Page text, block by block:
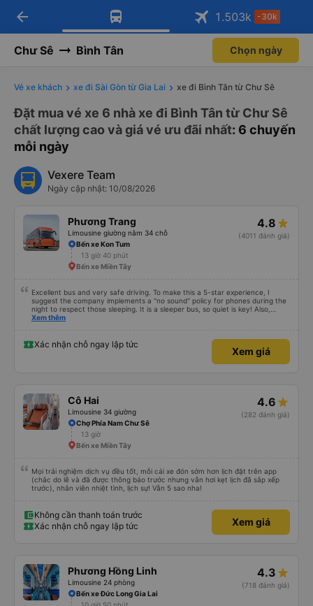
Tải app Vexere ngay!
Nhận ưu đãi thành viên độc
Mở app
Tải app Vexere
-30k/ghế khi đặt vé máy bay qua
Mở app
arrow_back 1.503k -30k
Chư Sê Bình Tân Chọn ngày
Vé xe khách xe đi Sài Gòn từ Gia Lai xe đi Bình Tân từ Chư Sê
Đặt mua vé xe 6 nhà xe đi Bình Tân từ Chư Sê
chất lượng cao và giá vé ưu đãi nhất: 6 chuyến
mỗi ngày
Vexere Team
Ngày cập nhật: 10/08/2026
Phương Trang
Limousine giường nằm 34 chỗ
4.8
(4011 đánh giá)
Bến xe Kon Tum
13 giờ 40 phút
Bến xe Miền Tây
Excellent bus and very safe driving. To make this a 5-star experience, I
suggest the company implements a "no sound" policy for phones during the
night to respect those sleeping. It is a sleeper bus, so quiet is key! Also,
please display the Wi-Fi password clearly inside the cabin for convenience. I
quy định rõ ràng về việc giữ im lặng (tắt âm thanh điện thoại) vào ban đêm
để tránh làm phiền hành khách khác ngủ. Ngoài ra, nhà xe nên dán sẵn mật
khẩu Wi-Fi trong xe để hành khách dễ dàng sử dụng. Tôi vẫn sẽ tiếp tục ủng
Xem thêm
Xác nhận chỗ ngay lập tức
Xem giá
Cô Hai
Limousine 34 giường
4.6
(282 đánh giá)
Chợ Phía Nam Chư Sê
13 giờ
Bến xe Miền Tây
Mọi trải nghiệm dịch vụ đều tốt, mỗi cái xe đón sớm hơn lịch đặt trên app
(chắc do lễ và đã được thông báo trước nhưng vẫn hơi kẹt lịch đã sắp xếp
trước), nhân viên nhiệt tình, lịch sự! Vẫn 5 sao nha!
Không cần thanh toán trước
Xác nhận chỗ ngay lập tức
Xem giá
Phương Hồng Linh
Limousine 24 phòng
4.3
(718 đánh giá)
Bến xe Đức Long Gia Lai